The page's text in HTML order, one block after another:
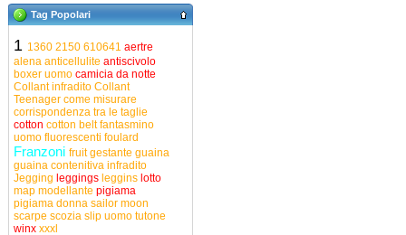
Tag Popolari
1 1360 2150 610641 aertre
alena anticellulite antiscivolo
boxer uomo camicia da notte
Collant infradito Collant
Teenager come misurare
corrispondenza tra le taglie
cotton cotton beltfantasmino
uomo fluorescenti foulard
Franzoni fruitgestante guaina
guaina contenitiva infradito
Jegging leggings leggins lotto
map modellante pigiama
pigiama donna sailor moon
scarpe scozia slip uomo tutone
winx xxxl